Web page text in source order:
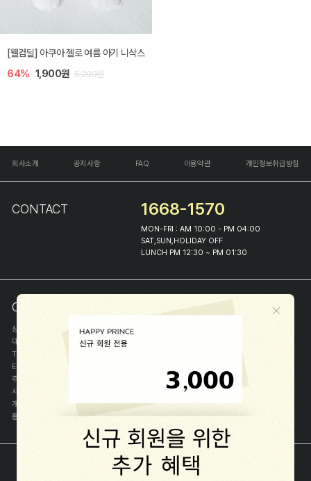
[웰컴딜] 아쿠아 젤로 여름 아기 니삭스
64% 1,900원 5,200원
회사소개 공지사항 FAQ 이용약관 개인정보취급방침
CONTACT 1668-1570
MON-FRI : AM 10:00 - PM 04:00
SAT,SUN,HOLIDAY OFF
LUNCH PM 12:30 ~ PM 01:30
COMPANY INFO
상호
(주)해피프린스
대표
이화진
TEL
E-MAIL
주소
사업자등록번호
개인정보관리자
이화진
통신판매신고번호
제 2018-서울종로-1384 호[사업자정보확인]
COPYRIGHT(C) (주)해피프린스 ALL RIGHT RESERVED.